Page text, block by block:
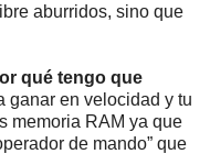
aburridos, sino que
qué tengo que
ganar en velocidad y tu
memoria RAM ya que
de mando” que